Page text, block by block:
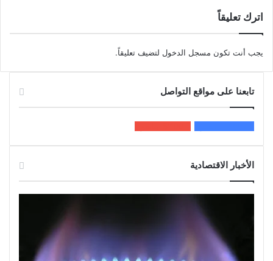
اترك تعليقاً
يجب أنت تكون مسجل الدخول لتضيف تعليقاً.
تابعنا على مواقع التواصل
الأخبار الاقتصادية